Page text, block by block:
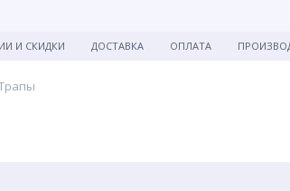
И СКИДКИ ДОСТАВКА ОПЛАТА